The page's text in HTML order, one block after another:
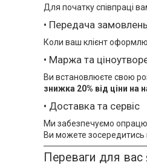
Для початку співпраці
• Передача замовлень
Коли ваш клієнт
• Маржа та
Ви встановлюєте свою
знижка 20% від ціни на
• Доставка та сервіс
Ми забезпечуємо
Ви можете зосередитись
Переваги для вас